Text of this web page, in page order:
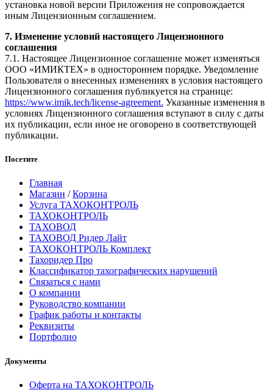
установка новой версии Приложения не сопровождается
иным Лицензионным соглашением.
7. Изменение условий настоящего Лицензионного
соглашения
7.1. Настоящее Лицензионное соглашение может изменяться
ООО «ИМИКТЕХ» в одностороннем порядке. Уведомление
Пользователя о внесенных изменениях в условия настоящего
Лицензионного соглашения публикуется на странице:
https://www.imik.tech/license-agreement. Указанные изменения в
условиях Лицензионного соглашения вступают в силу с даты
их публикации, если иное не оговорено в соответствующей
публикации.
Посетите
Главная
Магазин /Корзина
Услуга ТАХОКОНТРОЛЬ
ТАХОКОНТРОЛЬ
ТАХОВОД
ТАХОВОД Ридер Лайт
ТАХОКОНТРОЛЬ Комплект
Тахоридер Про
Классификатор тахографических нарушений
Связаться с нами
О компании
Руководство компании
График работы и контакты
Реквизиты
Портфолио
Документы
Оферта на ТАХОКОНТРОЛЬ